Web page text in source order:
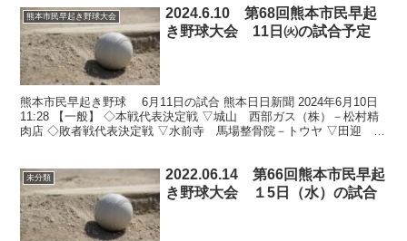
熊本市民早起き野球大会
2024.6.10 第68回熊本市民早起
き野球大会 11日㈫の試合予定
熊本市民早起き野球 6月11日の試合 熊本日日新聞 2024年6月10日
11:28 【一般】 ◇本戦代表決定戦 ▽城山 西部ガス（株）－松村精
肉店 ◇敗者戦代表決定戦 ▽水前寺 馬場整骨院－トウヤ ▽田迎 新
未分類
2022.06.14 第66回熊本市民早起
き野球大会 １5日（水）の試合